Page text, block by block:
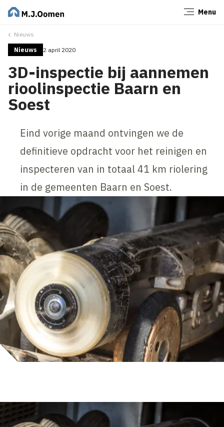
Menu
Nieuws
Nieuws 2 april 2020
3D-inspectie bij aannemen
rioolinspectie Baarn en
Soest
Eind vorige maand ontvingen we de
definitieve opdracht voor het reinigen en
inspecteren van in totaal 41 km riolering
in de gemeenten Baarn en Soest.
Sluiten